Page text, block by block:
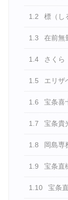
1.2 標（し
1.3 在前無
1.4 さくら
1.5 エリザ
1.6 宝条喜
1.7 宝条貴
1.8 岡島専
1.9 宝条直
1.10 宝条